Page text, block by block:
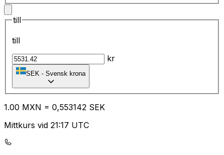
till
till
kr
SEK - Svensk krona
1.00 MXN = 0,553142 SEK
Mittkurs vid 21:17 UTC